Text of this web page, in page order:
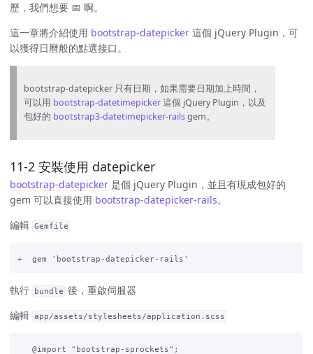
歷，我們想要 📅 啊。
這一章將介紹使用 bootstrap-datepicker 這個 jQuery Plugin，可
以獲得日曆般的點選接口。
bootstrap-datepicker 只有日期，如果需要日期加上時間，
可以用 bootstrap-datetimepicker這個 jQuery Plugin，以及
包好的 bootstrap3-datetimepicker-railsgem。
11-2 安裝使用 datepicker
bootstrap-datepicker 是個 jQuery Plugin，並且有現成包好的
gem 可以直接使用 bootstrap-datepicker-rails。
編輯 Gemfile
執行 bundle 後，重啟伺服器
編輯 app/assets/stylesheets/application.scss
   @import "bootstrap-sprockets";